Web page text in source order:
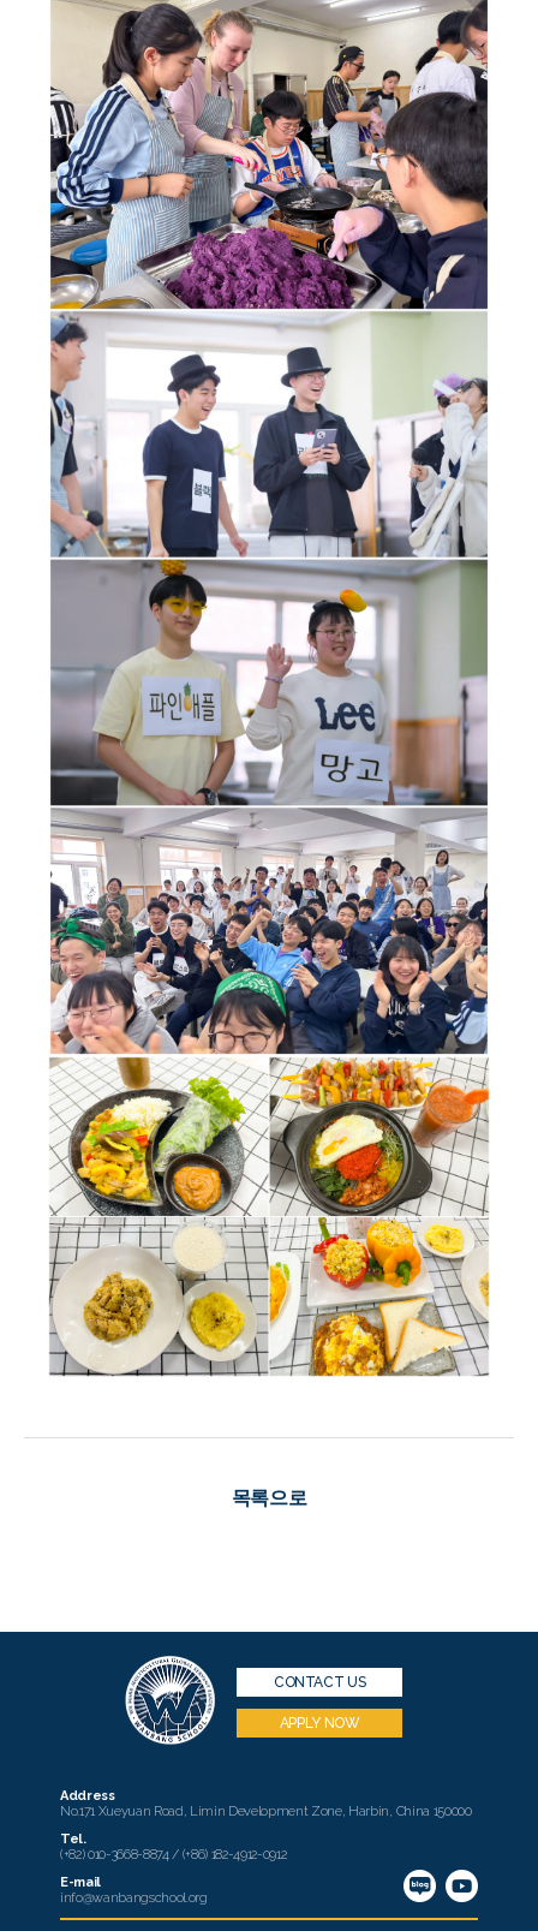
목록으로
Address
No.171 Xueyuan Road, Limin Development Zone, Harbin, China 150000
Tel.
(+82) 010-3668-8874 / (+86) 182-4912-0912
E-mail
info@wanbangschool.org
CONTACT US
APPLY NOW